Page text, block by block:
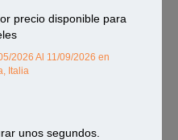
precio disponible para
2026 Al 11/09/2026 en
Italia
unos segundos.